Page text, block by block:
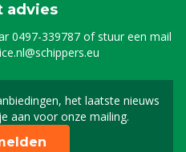
advies
0497-339787of stuur een mail
het laatste nieuws
aan voor onze mailing.
Schrijf je in voor onze